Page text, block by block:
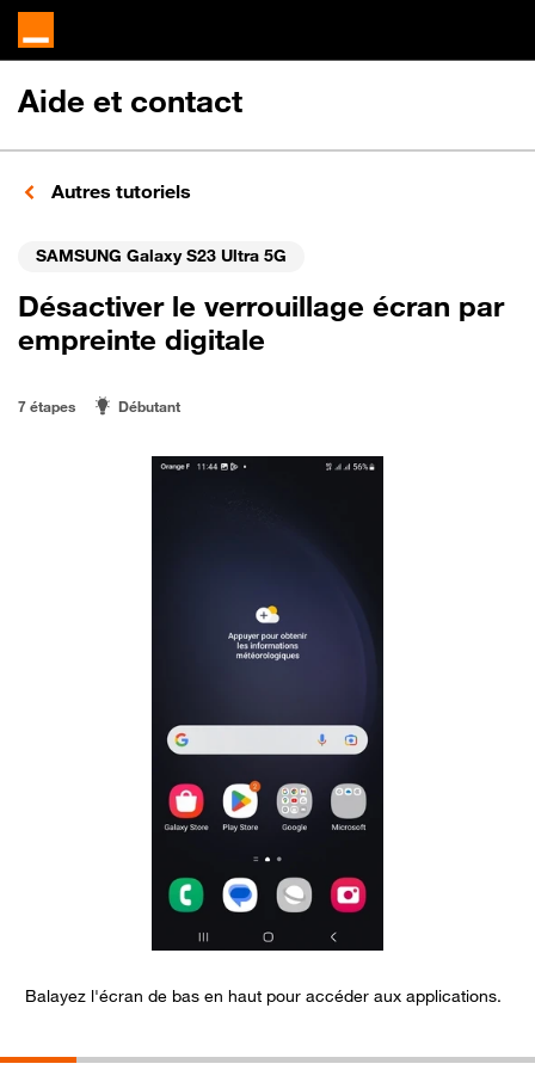
Aide et contact
Autres tutoriels
SAMSUNG Galaxy S23 Ultra 5G
Désactiver le verrouillage écran par
empreinte digitale
7 étapes Débutant
Balayez l'écran de bas en haut pour accéder aux applications.